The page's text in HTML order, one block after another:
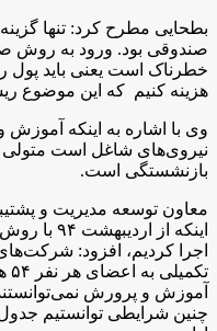
بطحایی مطرح کرد: تنها
صندوقی بود. ورود به روش
خطرناک است یعنی باید پول
هزینه کنیم که این موضوع
وی با اشاره به اینکه
نیروی‌های شاغل است متولی
بازنشستگی است.
معاون توسعه مدیریت و
اینکه از
اجرا کردیم، افزود:
چنین شرایطی توانستیم